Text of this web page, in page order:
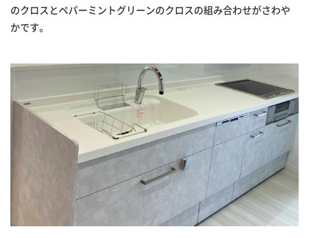
のクロスとペパーミントグリーンのクロスの組み合わせがさわや
かです。